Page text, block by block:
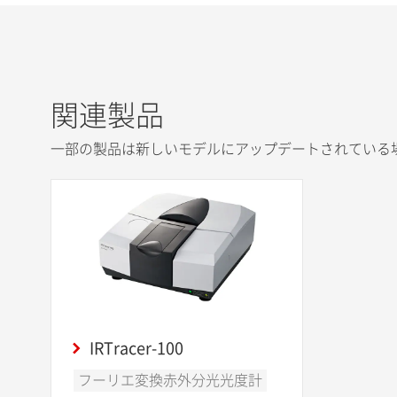
関連製品
一部の製品は新しいモデルにアップデートされている
IRTracer-100
フーリエ変換赤外分光光度計